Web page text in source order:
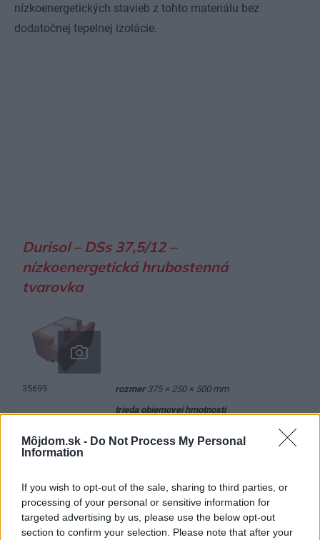
Môjdom.sk - Do Not Process My Personal
Information
If you wish to opt-out of the sale, sharing to third parties, or
processing of your personal or sensitive information for
targeted advertising by us, please use the below opt-out
section to confirm your selection. Please note that after your
nízkoenergetických stavieb z tohto materiálu bez
dodatočnej tepelnej izolácie.
Durisol – DSs 37,5/12 –
nízkoenergetická hrubostenná
tvarovka
35699 rozmer375 × 250 × 500 mm
trieda objemovej hmotnosti
spotreba tvaroviek 2
ks
súčiniteľ tepelnej vodivosti
0,27 W/(m.K)